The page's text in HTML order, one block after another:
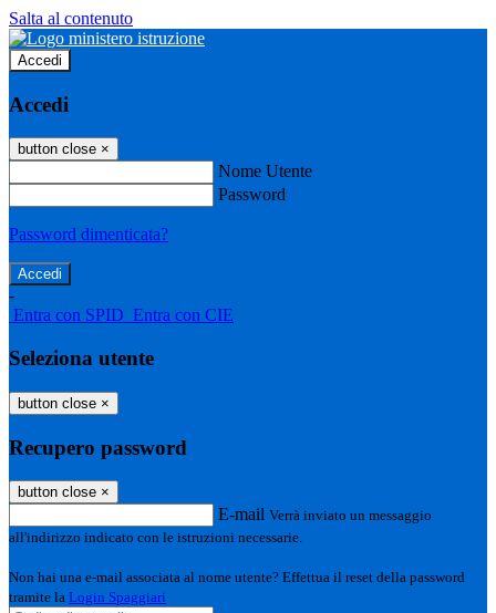
Salta al contenuto
Accedi
Accedi
button close ×
Nome Utente
Password
Password dimenticata?
-
Entra con SPID Entra con CIE
Seleziona utente
button close ×
Recupero password
button close ×
E-mail Verrà inviato un messaggio
all'indirizzo indicato con le istruzioni necessarie.
Non hai una e-mail associata al nome utente? Effettua il reset della password
tramite la Login Spaggiari